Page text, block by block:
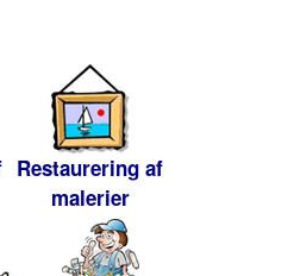
Restaurering af
malerier